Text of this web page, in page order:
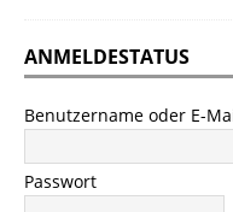
ANMELDESTATUS
Benutzername oder E-
Passwort